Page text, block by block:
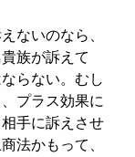
ないのなら、
族が訴えて
らない。むし
プラス効果に
手に訴えさせ
法かもって、